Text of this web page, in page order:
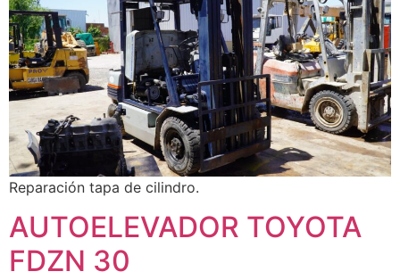
Reparación tapa de cilindro.
AUTOELEVADOR TOYOTA
FDZN 30